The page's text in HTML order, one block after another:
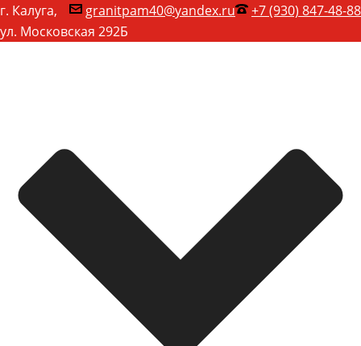
+7 (930) 847-48-88
granitpam40@yandex.ru
г. Калуга,
ул. Московская 292Б